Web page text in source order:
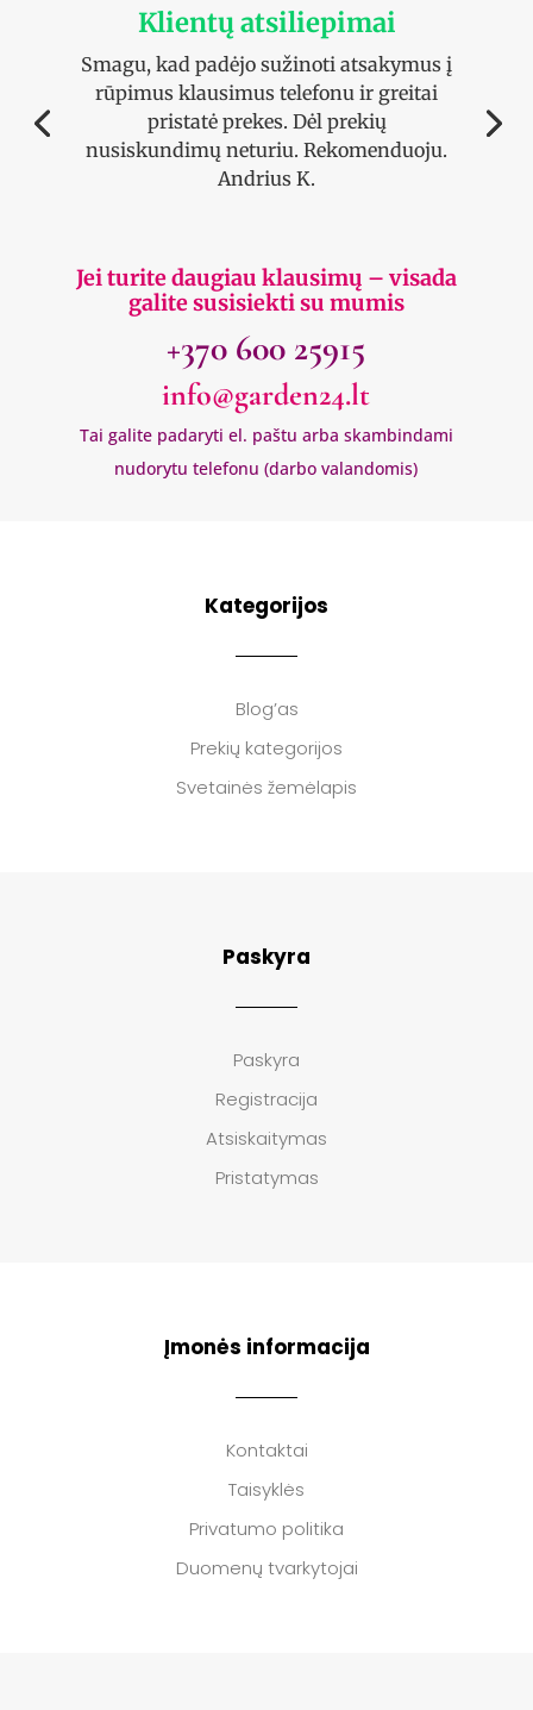
Klientų atsiliepimai
Smagu, kad padėjo sužinoti atsakymus į
rūpimus klausimus telefonu ir greitai
pristatė prekes. Dėl prekių
nusiskundimų neturiu. Rekomenduoju.
Andrius K.
Jei turite daugiau klausimų – visada
galite susisiekti su mumis
+370 600 25915
info@garden24.lt
Tai galite padaryti el. paštu arba skambindami
nudorytu telefonu (darbo valandomis)
Kategorijos
Blog’as
Prekių kategorijos
Svetainės žemėlapis
Paskyra
Paskyra
Registracija
Atsiskaitymas
Pristatymas
Įmonės informacija
Kontaktai
Taisyklės
Privatumo politika
Duomenų tvarkytojai